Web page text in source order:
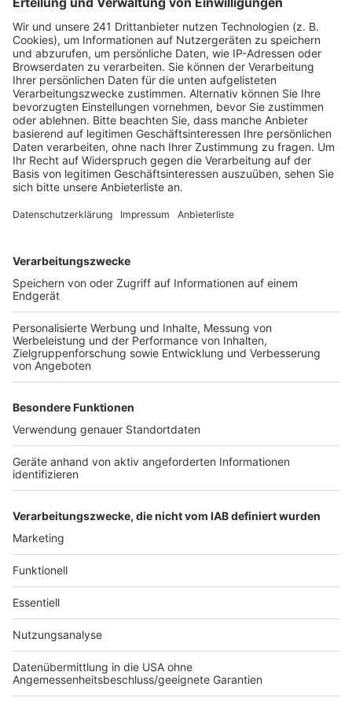
Anzeige
Am Samstag stehen die Felder zwischen Urfeld, der
Shell-Raffinerie und auch die Rheinaue auf dem
Programm. Treffpunkt ist um 10 Uhr an der Kläranlage
im Weidenweg. Und am Sonntag heißt es dann
Großreinemachen in den Waldflächen an der A555 und
rund um das Urfelder Wasserwerk. Treffpunkt ist am
Wesseling zur Verfügung.
Anzeige
40. Frühjahrsputz "Große Laache"
Großer Frühjahrsputz steht am 25. Februar auch in
Pulheim im Naturschutzgebiet „Große Laache“ an.
Bereits zum 40. Mal startet die traditionelle Aktion.
Treffpunkt ist um 14 Uhr am Parkplatz "Am Pulheimer
See". Zangen und Müllsäcke werden auch hier gestallt.
Anzeige
Anzeige